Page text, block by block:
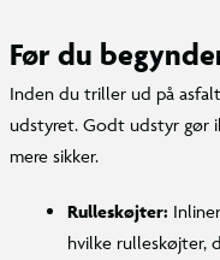
Før du
Inden du triller ud på
udstyret. Godt udstyr gør
mere sikker.
Rulleskøjter:
hvilke rulleskøjter,